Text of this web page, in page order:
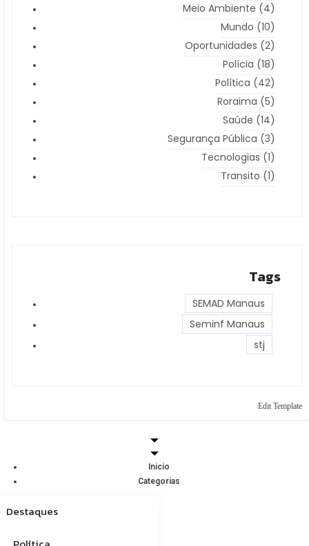
Meio Ambiente (4)
Mundo (10)
Oportunidades (2)
Polícia (18)
Política (42)
Roraima (5)
Saúde (14)
Segurança Pública (3)
Tecnologias (1)
Transito (1)
Tags
SEMAD Manaus
Seminf Manaus
stj
Edit Template
Inicio
Categorias
Destaques